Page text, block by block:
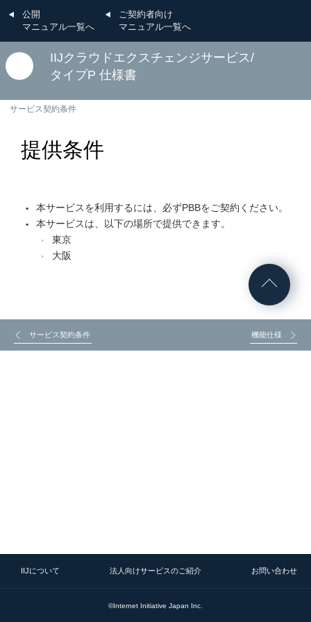
公開
マニュアル一覧へ
ご契約者向け
マニュアル一覧へ
IIJクラウドエクスチェンジサービス/
タイプP 仕様書
サービス契約条件
提供条件
本サービスを利用するには、必ずPBBをご契約ください。
本サービスは、以下の場所で提供できます。
東京
大阪
サービス契約条件 機能仕様
IIJについて 法人向けサービスのご紹介 お問い合わせ
©Internet Initiative Japan Inc.